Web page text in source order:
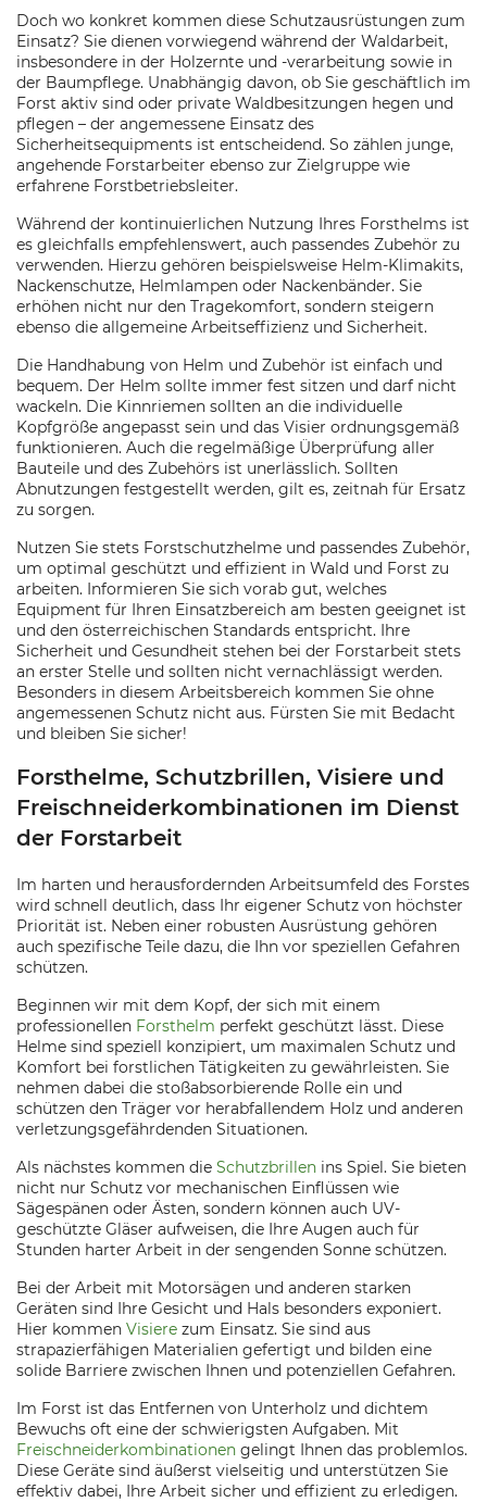
Doch wo konkret kommen diese Schutzausrüstungen zum
Einsatz? Sie dienen vorwiegend während der Waldarbeit,
insbesondere in der Holzernte und -verarbeitung sowie in
der Baumpflege. Unabhängig davon, ob Sie geschäftlich im
Forst aktiv sind oder private Waldbesitzungen hegen und
pflegen – der angemessene Einsatz des
Sicherheitsequipments ist entscheidend. So zählen junge,
angehende Forstarbeiter ebenso zur Zielgruppe wie
erfahrene Forstbetriebsleiter.
Während der kontinuierlichen Nutzung Ihres Forsthelms ist
es gleichfalls empfehlenswert, auch passendes Zubehör zu
verwenden. Hierzu gehören beispielsweise Helm-Klimakits,
Nackenschutze, Helmlampen oder Nackenbänder. Sie
erhöhen nicht nur den Tragekomfort, sondern steigern
ebenso die allgemeine Arbeitseffizienz und Sicherheit.
Die Handhabung von Helm und Zubehör ist einfach und
bequem. Der Helm sollte immer fest sitzen und darf nicht
wackeln. Die Kinnriemen sollten an die individuelle
Kopfgröße angepasst sein und das Visier ordnungsgemäß
funktionieren. Auch die regelmäßige Überprüfung aller
Bauteile und des Zubehörs ist unerlässlich. Sollten
Abnutzungen festgestellt werden, gilt es, zeitnah für Ersatz
zu sorgen.
Nutzen Sie stets Forstschutzhelme und passendes Zubehör,
um optimal geschützt und effizient in Wald und Forst zu
arbeiten. Informieren Sie sich vorab gut, welches
Equipment für Ihren Einsatzbereich am besten geeignet ist
und den österreichischen Standards entspricht. Ihre
Sicherheit und Gesundheit stehen bei der Forstarbeit stets
an erster Stelle und sollten nicht vernachlässigt werden.
Besonders in diesem Arbeitsbereich kommen Sie ohne
angemessenen Schutz nicht aus. Fürsten Sie mit Bedacht
und bleiben Sie sicher!
Forsthelme, Schutzbrillen, Visiere und
Freischneiderkombinationen im Dienst
der Forstarbeit
Im harten und herausfordernden Arbeitsumfeld des Forstes
wird schnell deutlich, dass Ihr eigener Schutz von höchster
Priorität ist. Neben einer robusten Ausrüstung gehören
auch spezifische Teile dazu, die Ihn vor speziellen Gefahren
schützen.
Beginnen wir mit dem Kopf, der sich mit einem
professionellen Forsthelm perfekt geschützt lässt. Diese
Helme sind speziell konzipiert, um maximalen Schutz und
Komfort bei forstlichen Tätigkeiten zu gewährleisten. Sie
nehmen dabei die stoßabsorbierende Rolle ein und
schützen den Träger vor herabfallendem Holz und anderen
verletzungsgefährdenden Situationen.
Als nächstes kommen die Schutzbrillen ins Spiel. Sie bieten
nicht nur Schutz vor mechanischen Einflüssen wie
Sägespänen oder Ästen, sondern können auch UV-
geschützte Gläser aufweisen, die Ihre Augen auch für
Stunden harter Arbeit in der sengenden Sonne schützen.
Bei der Arbeit mit Motorsägen und anderen starken
Geräten sind Ihre Gesicht und Hals besonders exponiert.
Hier kommen Visiere zum Einsatz. Sie sind aus
strapazierfähigen Materialien gefertigt und bilden eine
solide Barriere zwischen Ihnen und potenziellen Gefahren.
Im Forst ist das Entfernen von Unterholz und dichtem
Bewuchs oft eine der schwierigsten Aufgaben. Mit
Freischneiderkombinationen gelingt Ihnen das problemlos.
Diese Geräte sind äußerst vielseitig und unterstützen Sie
effektiv dabei, Ihre Arbeit sicher und effizient zu erledigen.